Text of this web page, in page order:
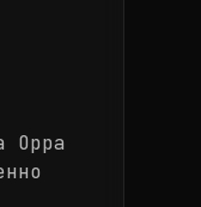
Орра